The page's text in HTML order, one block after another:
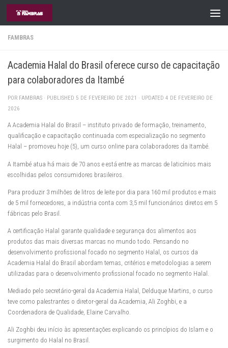
Skip to content
FAMBRAS
Academia Halal do Brasil oferece curso de capacitação
para colaboradores da Itambé
POR FAMBRAS · PUBLISHED 5 DE FEVEREIRO DE 2021 · UPDATED 4 DE FEVEREIRO DE
2026
A Academia Halal do Brasil – instituto privado de formação, treinamento,
qualificação e capacitação continuada com especialização no segmento
Halal – promoveu hoje (5), um curso online para colaboradores da Itambé.
A Itambé atua há mais de 70 anos e está entre as marcas de laticínios mais
escolhidas pelos consumidores brasileiros.
Para produzir 3 milhões de litros de leite por dia para 160 mil produtos e mais
de 5 mil fornecedores, a indústria conta com 3,5 mil funcionários diretos em 5
fábricas pelo Brasil.
A certificação Halal garante qualidade e segurança dos alimentos aos
produtos das mais diversas marcas no mundo todo. Pensando no
desenvolvimento profissional focado no segmento Halal, os cursos da
Academia Halal do Brasil abordam temas, critérios e metodologias a serem
utilizadas para o desenvolvimento profissional focado no segmento Halal.
Mediado pelo secretário-geral da Academia Halal, Delduque Martins, o curso
teve como palestrantes o diretor-geral da Academia, Ali Zoghbi, e a
Coordenadora de Qualidade, Elaine Carvalho.
Ali Zoghbi deu início às apresentações explicando os princípios do Islam e o
surgimento do Halal no Brasil.